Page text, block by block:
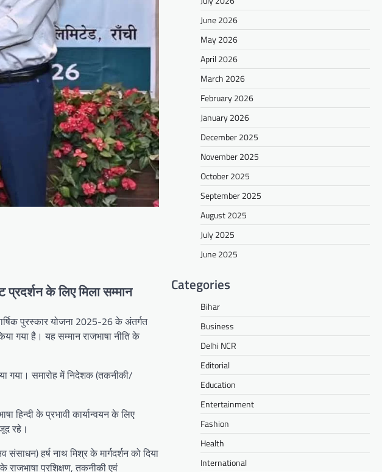
प्रदर्शन के लिए मिला सम्मान
पुरस्कार योजना 2025-26 के अंतर्गत
गया है। यह सम्मान राजभाषा नीति के
गया। समारोह में निदेशक (तकनीकी/
हिन्दी के प्रभावी कार्यान्वयन के लिए
रहे।
हर्ष नाथ मिश्र के मार्गदर्शन को दिया
राजभाषा प्रशिक्षण, तकनीकी एवं
June 2026
May 2026
April 2026
March 2026
February 2026
January 2026
December 2025
November 2025
October 2025
September 2025
August 2025
July 2025
June 2025
Categories
Bihar
Business
Delhi NCR
Editorial
Education
Entertainment
Fashion
Health
International